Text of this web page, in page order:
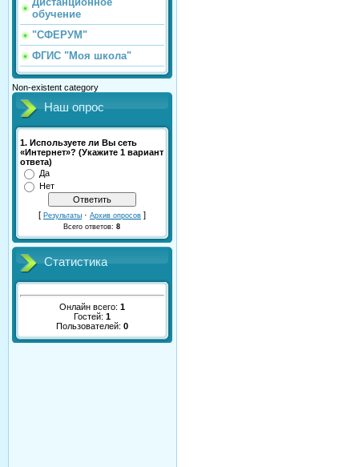
обучение
"СФЕРУМ"
ФГИС "Моя школа"
Non-existent category
Наш опрос
1. Используете ли Вы сеть
«Интернет»? (Укажите 1 вариант
ответа)
Да
Нет
[ Результаты · Архив опросов ]
Всего ответов:8
Статистика
Онлайн всего: 1
Гостей: 1
Пользователей: 0